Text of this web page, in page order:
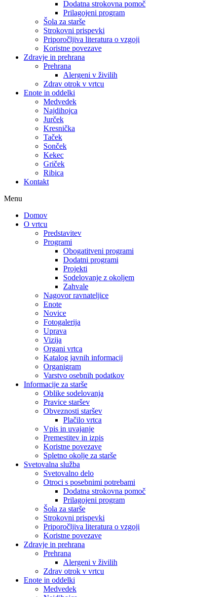
Dodatna strokovna pomoč
Prilagojeni program
Šola za starše
Strokovni prispevki
Priporočljiva literatura o vzgoji
Koristne povezave
Zdravje in prehrana
Prehrana
Alergeni v živilih
Zdrav otrok v vrtcu
Enote in oddelki
Medvedek
Najdihojca
Jurček
Kresnička
Taček
Sonček
Kekec
Griček
Ribica
Kontakt
Menu
Domov
O vrtcu
Predstavitev
Programi
Obogatitveni programi
Dodatni programi
Projekti
Sodelovanje z okoljem
Zahvale
Nagovor ravnateljice
Enote
Novice
Fotogalerija
Uprava
Vizija
Organi vrtca
Katalog javnih informacij
Organigram
Varstvo osebnih podatkov
Informacije za starše
Oblike sodelovanja
Pravice staršev
Obveznosti staršev
Plačilo vrtca
Vpis in uvajanje
Premestitev in izpis
Koristne povezave
Spletno okolje za starše
Svetovalna služba
Svetovalno delo
Otroci s posebnimi potrebami
Dodatna strokovna pomoč
Prilagojeni program
Šola za starše
Strokovni prispevki
Priporočljiva literatura o vzgoji
Koristne povezave
Zdravje in prehrana
Prehrana
Alergeni v živilih
Zdrav otrok v vrtcu
Enote in oddelki
Medvedek